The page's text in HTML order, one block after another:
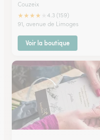
Couzeix
★★★★
4.3 (159)
91, avenue de Limoges
Voir la boutique